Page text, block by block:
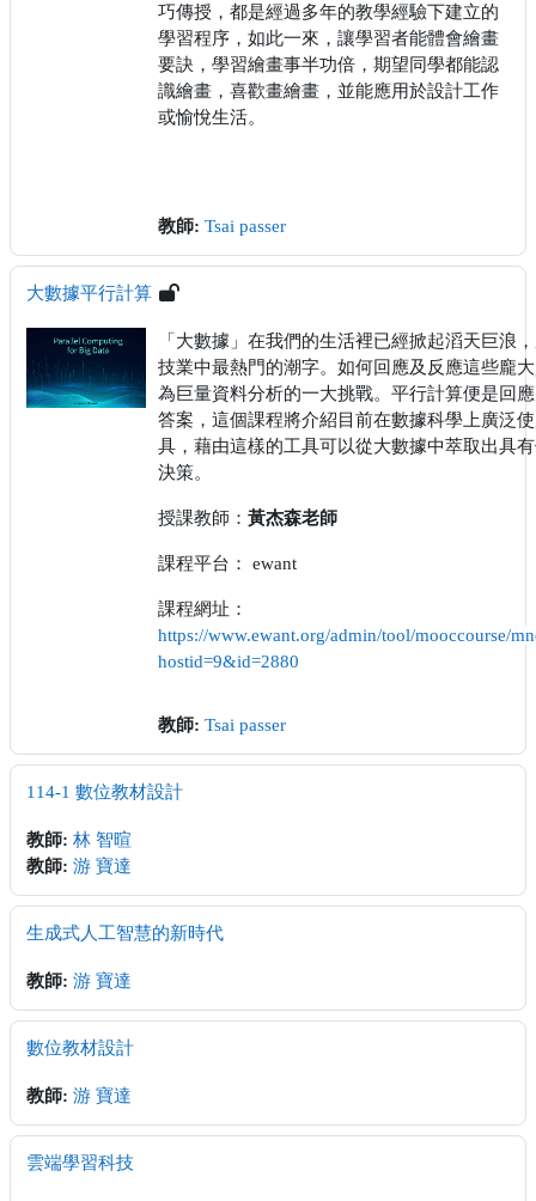
巧傳授，都是經過多年的教學經驗下建立的
學習程序，如此一來，讓學習者能體會繪畫
要訣，學習繪畫事半功倍，期望同學都能認
識繪畫，喜歡畫繪畫，並能應用於設計工作
或愉悅生活。
教師: Tsai passer
大數據平行計算
「大數據」在我們的生活裡已經掀起滔天巨浪
技業中最熱門的潮字。如何回應及反應這些龐
為巨量資料分析的一大挑戰。平行計算便是回
答案，這個課程將介紹目前在數據科學上廣泛
具，藉由這樣的工具可以從大數據中萃取出具
決策。
授課教師： 黃杰森老師
課程平台： ewant
課程網址：
https://www.ewant.org/admin/tool/mooccourse/
hostid=9&id=2880
教師: Tsai passer
114-1 數位教材設計
教師: 林 智暄
教師: 游 寶達
生成式人工智慧的新時代
教師: 游 寶達
數位教材設計
教師: 游 寶達
雲端學習科技